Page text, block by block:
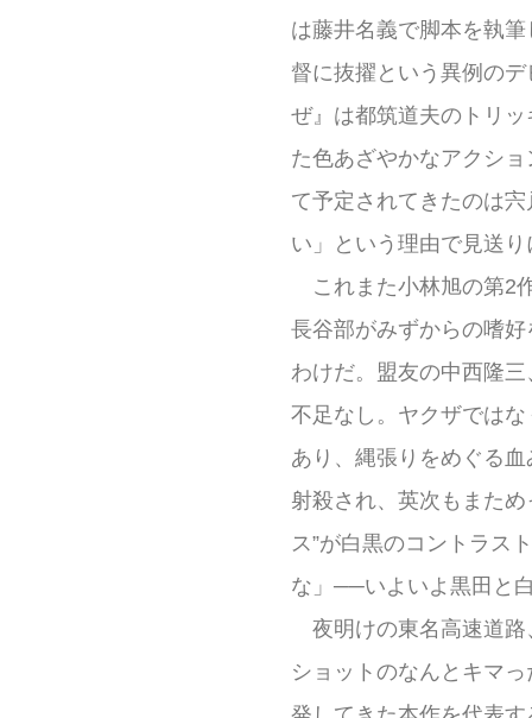
は藤井名義で脚本を執
督に抜擢という異例の
ぜ』は都筑道夫のトリ
た色あざやかなアクシ
て予定されてきたのは
い」という理由で見送り
これまた小林旭の第2
長谷部がみずからの嗜
わけだ。盟友の中西隆
不足なし。ヤクザでは
あり、縄張りをめぐる
射殺され、英次もまた
ス”が白黒のコントラス
な」──いよいよ黒田と
夜明けの東名高速道路
ショットのなんとキマ